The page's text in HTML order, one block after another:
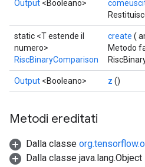
Output <Booleano>
static <T estende il
numero>
RiscBinaryComparison
create (
Metodo
Output <Booleano> z ()
Metodi ereditati
Dalla classe
Dalla classe java.lang.Object